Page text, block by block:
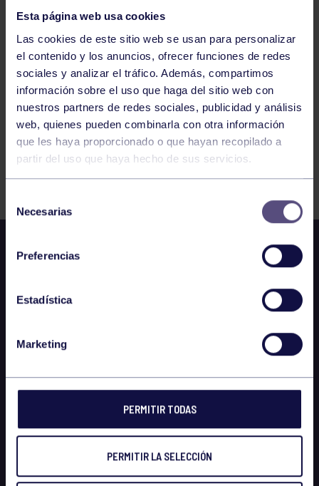
Esta página web usa cookies
Las cookies de este sitio web se usan para personalizar
el contenido y los anuncios, ofrecer funciones de redes
sociales y analizar el tráfico. Además, compartimos
información sobre el uso que haga del sitio web con
nuestros partners de redes sociales, publicidad y análisis
web, quienes pueden combinarla con otra información
que les haya proporcionado o que hayan recopilado a
partir del uso que haya hecho de sus servicios.
Necesarias
Preferencias
Estadística
Marketing
PERMITIR TODAS
PERMITIR LA SELECCIÓN
1116 1119 1120
1121
1122